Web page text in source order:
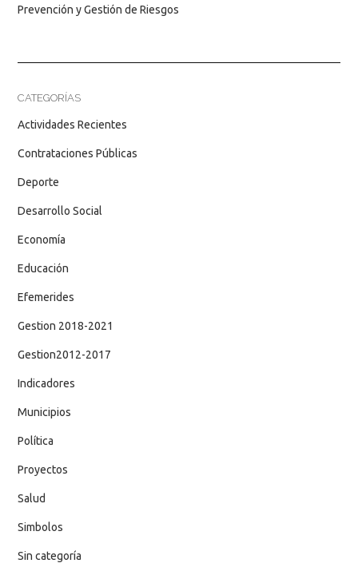
Prevención y Gestión de Riesgos
CATEGORÍAS
Actividades Recientes
Contrataciones Públicas
Deporte
Desarrollo Social
Economía
Educación
Efemerides
Gestion 2018-2021
Gestion2012-2017
Indicadores
Municipios
Política
Proyectos
Salud
Simbolos
Sin categoría